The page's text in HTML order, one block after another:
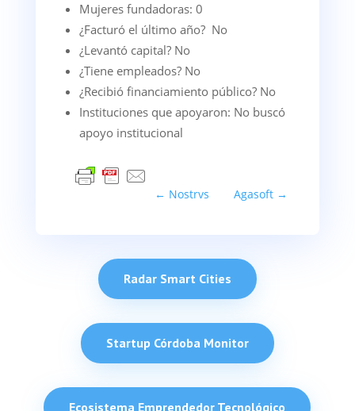
Mujeres fundadoras: 0
¿Facturó el último año? No
¿Levantó capital? No
¿Tiene empleados? No
¿Recibió financiamiento público? No
Instituciones que apoyaron: No buscó
apoyo institucional
← Nostrvs Agasoft →
Radar Smart Cities
Startup Córdoba Monitor
Ecosistema Emprendedor Tecnológico